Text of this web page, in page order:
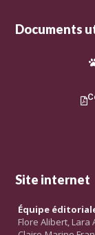
Documents
Site internet
Équipe
Flore Alibert, Lara